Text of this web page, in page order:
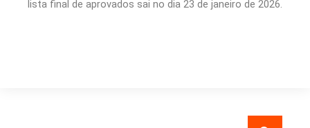
lista final de aprovados sai no dia 23 de janeiro de 2026.